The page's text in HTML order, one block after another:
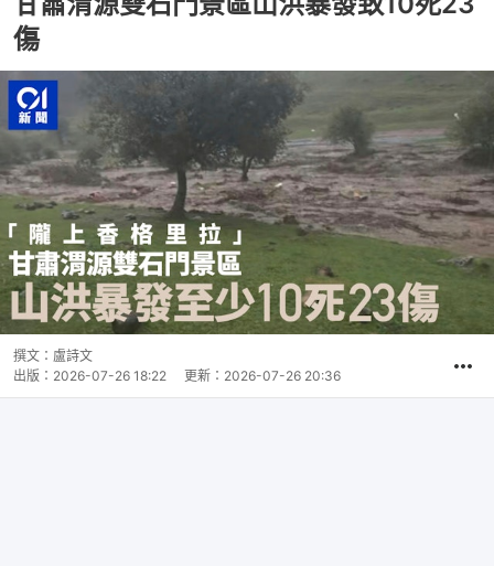
傷
撰文： 盧詩文
出版： 2026-07-26 18:22 更新： 2026-07-26 20:36